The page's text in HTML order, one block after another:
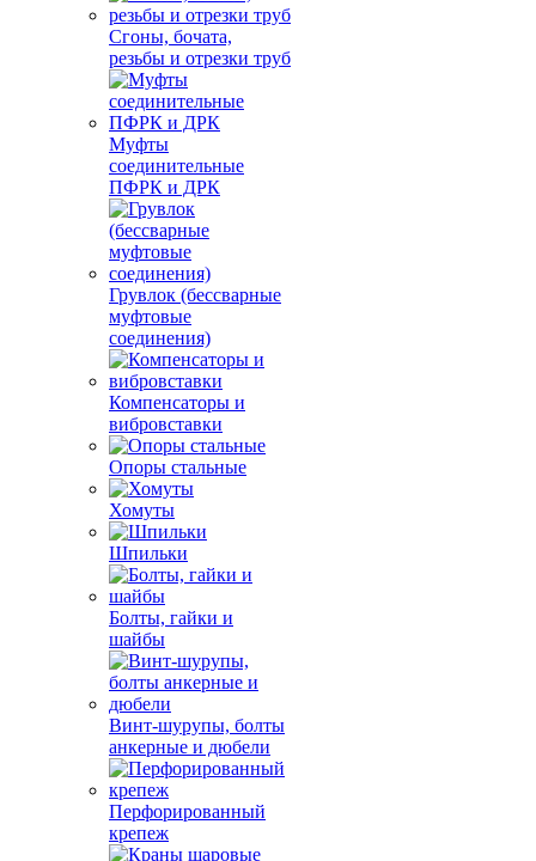
Сгоны, бочата,
резьбы и отрезки труб
Муфты
соединительные
ПФРК и ДРК
Грувлок (бессварные
муфтовые
соединения)
Компенсаторы и
вибровставки
Опоры стальные
Хомуты
Шпильки
Болты, гайки и
шайбы
Винт-шурупы, болты
анкерные и дюбели
Перфорированный
крепеж